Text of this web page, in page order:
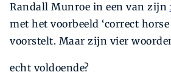
Randall Munroe in een van zijn
met het voorbeeld ‘correct
voorstelt. Maar zijn vier
echt voldoende?